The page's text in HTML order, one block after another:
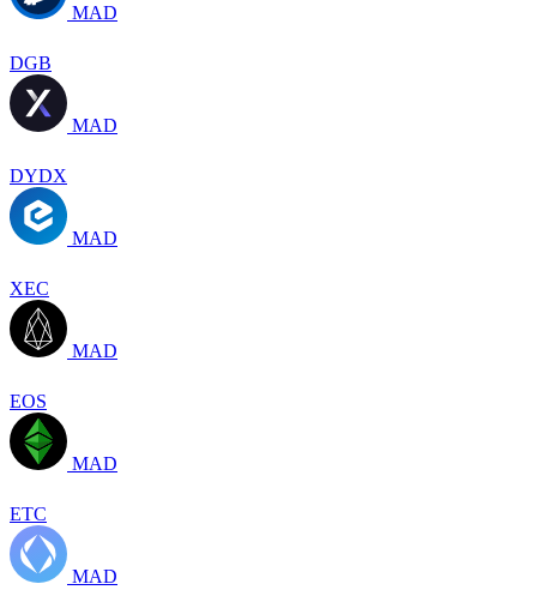
MAD
DGB
MAD
DYDX
MAD
XEC
MAD
EOS
MAD
ETC
MAD